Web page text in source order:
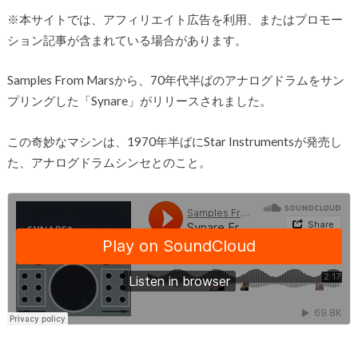
※本サイトでは、アフィリエイト広告を利用、またはプロモー
ション記事が含まれている場合があります。
Samples From Marsから、70年代半ばのアナログドラムをサン
プリングした「Synare」がリリースされました。
この奇妙なマシンは、1970年半ばにStar Instrumentsが発売し
た、アナログドラムシンセとのこと。